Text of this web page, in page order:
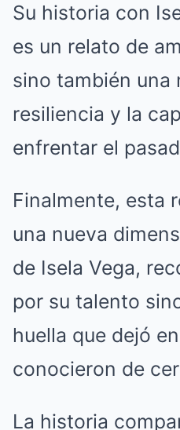
Su historia con
es un relato de
sino también una
resiliencia y la
enfrentar el
Finalmente, esta
una nueva
de Isela Vega,
por su talento
huella que dejó
conocieron de
La historia